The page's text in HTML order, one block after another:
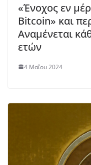
«Ένοχος εν
Bitcoin» και
Αναμένεται
ετών
4 Μαΐου 2024